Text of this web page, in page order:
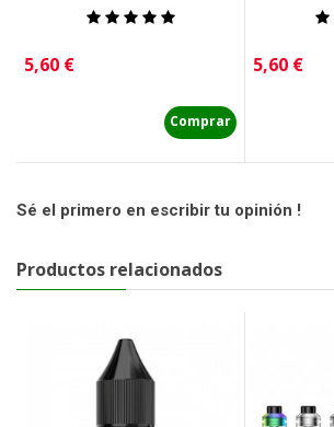
Precio
5,60 €
Comprar
Precio
5,60 €
Sé el primero en escribir tu opinión !
Productos relacionados